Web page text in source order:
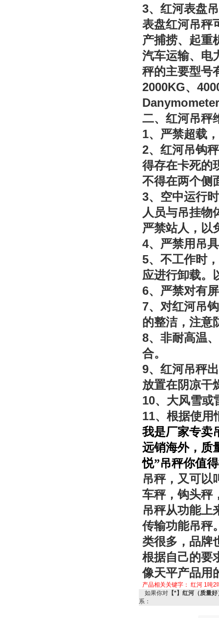
3、红河表盘
表盘红河吊秤
产捕捞、起重
汽车运输、电
秤的主要型号
2000KG、
Danymometer
二、红河吊秤
1、严禁超载
2、红河吊钩
得存在卡死的
不得在两个侧
3、空中运行
人员与吊挂物
严禁站人，以
4、严禁用吊
5、不工作时
应进行卸载。
6、严禁对有
7、对红河吊
的整洁，注意
8、非耐高温
合。
9、红河吊秤
放置在阴凉干
10、大风雪或
11、根据使用
我是厂家专卖
远销海外，质
悦”吊秤你值
吊秤，又可以
车秤，钩头秤
吊秤从功能上
传输功能吊秤
类很多，品牌
根据自己的要
像天平产品用
产品相关关键字： 红河 1吨2
如果你对 【*】红河（质量
系：